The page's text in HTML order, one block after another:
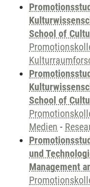
School of
School of
Medien -
und
Management